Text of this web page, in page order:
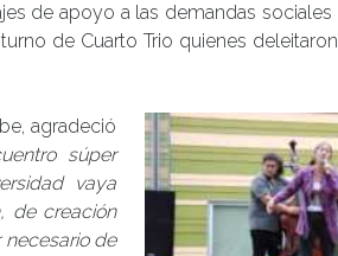
de apoyo a las demandas
de Cuarto Trio quienes
agradeció
súper
vaya
de creación
de